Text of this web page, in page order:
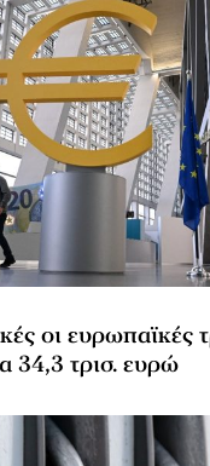
οι ευρωπαϊκές
34,3 τρισ. ευρώ